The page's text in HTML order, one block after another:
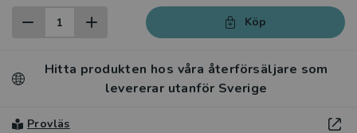
Köp
Hitta produkten hos våra återförsäljare som
levererar utanför Sverige
Provläs